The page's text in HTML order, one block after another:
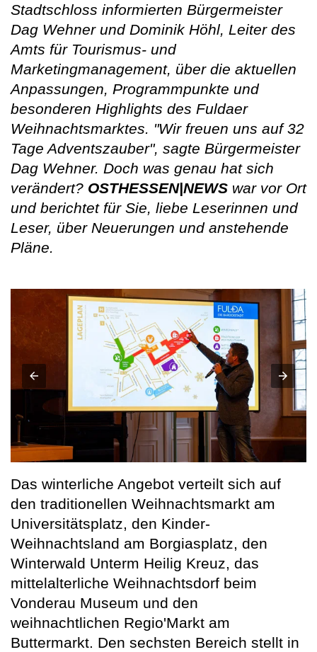
Stadtschloss informierten Bürgermeister
Dag Wehner und Dominik Höhl, Leiter des
Amts für Tourismus- und
Marketingmanagement, über die aktuellen
Anpassungen, Programmpunkte und
besonderen Highlights des Fuldaer
Weihnachtsmarktes. "Wir freuen uns auf 32
Tage Adventszauber", sagte Bürgermeister
Dag Wehner. Doch was genau hat sich
verändert? OSTHESSEN|NEWS war vor Ort
und berichtet für Sie, liebe Leserinnen und
Leser, über Neuerungen und anstehende
Pläne.
Das winterliche Angebot verteilt sich auf
den traditionellen Weihnachtsmarkt am
Universitätsplatz, den Kinder-
Weihnachtsland am Borgiasplatz, den
Winterwald Unterm Heilig Kreuz, das
mittelalterliche Weihnachtsdorf beim
Vonderau Museum und den
weihnachtlichen Regio'Markt am
Buttermarkt. Den sechsten Bereich stellt in